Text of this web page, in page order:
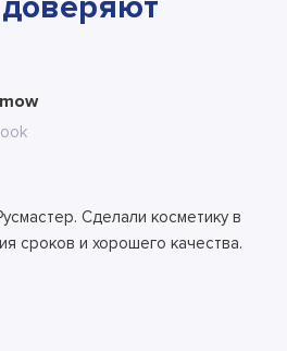
Комарова
Сделали косметику в
сроков и хорошего качества.